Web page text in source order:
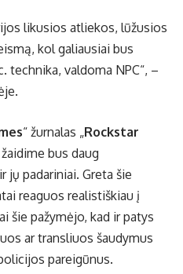
likusios atliekos, lūžusios
kol galiausiai bus
technika, valdoma NPC“, –
“ žurnalas „Rockstar
žaidime bus daug
jų padariniai. Greta šie
reaguos realistiškiau į
šie pažymėjo, kad ir patys
ar transliuos šaudymus
pareigūnus.